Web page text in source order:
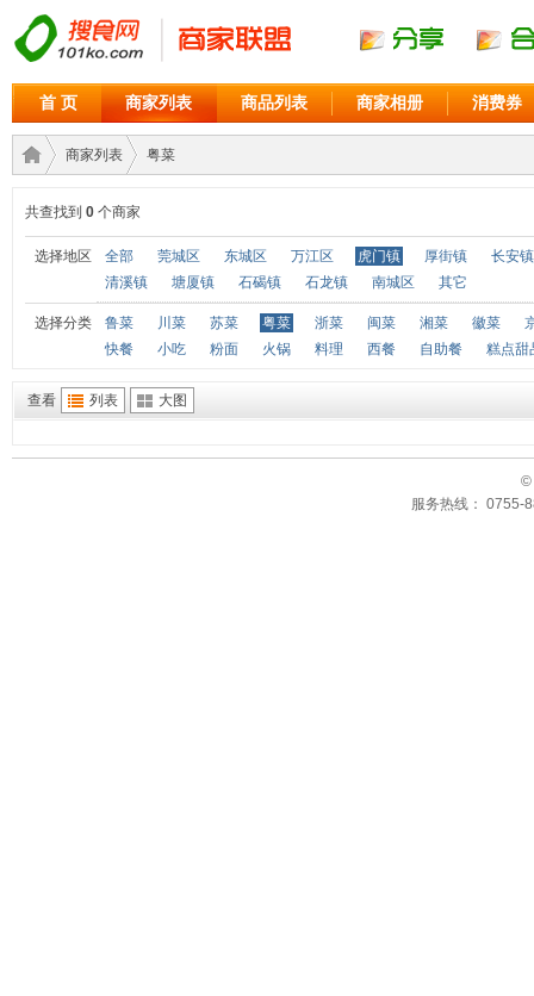
首 页 商家列表 商品列表 商家相册 消费券
商家›
商家列表
›
粤菜
共查找到 0 个商家
选择地区 全部 莞城区 东城区 万江区 虎门镇 厚街镇
长安镇
清溪镇
塘厦镇 石碣镇 石龙镇 南城区 其它
选择分类 鲁菜 川菜 苏菜 粤菜 浙菜 闽菜 湘菜 徽菜
快餐
小吃 粉面 火锅 料理 西餐 自助餐 糕点甜
查看 列表 大图
©
服务热线： 0755-